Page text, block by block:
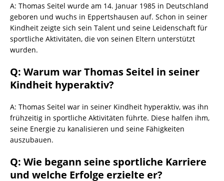
A: Thomas Seitel wurde am 14. Januar 1985 in Deutschland
geboren und wuchs in Eppertshausen auf. Schon in seiner
Kindheit zeigte sich sein Talent und seine Leidenschaft für
sportliche Aktivitäten, die von seinen Eltern unterstützt
wurden.
Q: Warum war Thomas Seitel in seiner
Kindheit hyperaktiv?
A: Thomas Seitel war in seiner Kindheit hyperaktiv, was ihn
frühzeitig in sportliche Aktivitäten führte. Diese halfen ihm,
seine Energie zu kanalisieren und seine Fähigkeiten
auszubauen.
Q: Wie begann seine sportliche Karriere
und welche Erfolge erzielte er?